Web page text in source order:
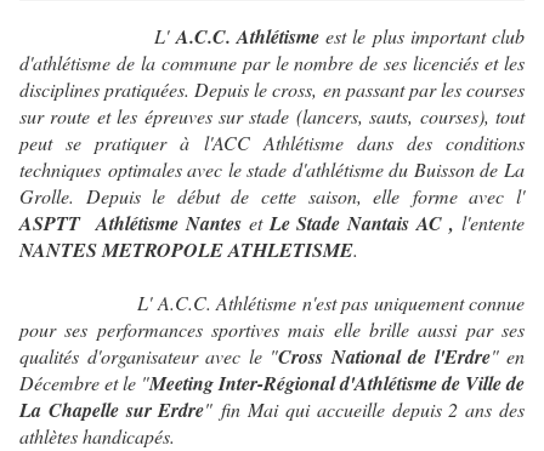
L' A.C.C. Athlétismeest le plus important club
d'athlétisme de la commune par le nombre de ses licenciés et les
disciplines pratiquées. Depuis le cross, en passant par les courses
sur route et les épreuves sur stade (lancers, sauts, courses), tout
peut se pratiquer à l'ACC Athlétisme dans des conditions
techniques optimales avec le stade d'athlétisme du Buisson de La
Grolle. Depuis le début de cette saison, elle forme avec l'
ASPTT Athlétisme Nanteset Le Stade Nantais AC , l'entente
NANTES METROPOLE ATHLETISME.
L' A.C.C. Athlétisme n'est pas uniquement connue
pour ses performances sportives mais elle brille aussi par ses
qualités d'organisateur avec le "Cross National de l'Erdre" en
Décembre et le "Meeting Inter-Régional d'Athlétisme de Ville de
La Chapelle sur Erdre" fin Mai qui accueille depuis 2 ans des
athlètes handicapés.